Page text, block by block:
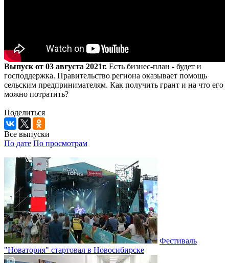
Выпуск от 03 августа 2021г. Есть бизнес-план - будет и
господдержка. Правительство региона оказывает помощь
сельским предпринимателям. Как получить грант и на что его
можно потратить?
Поделиться
Все выпуски
По дате По просмотрам
Фестиваль
"Новатория" стартовал в Новосибирске